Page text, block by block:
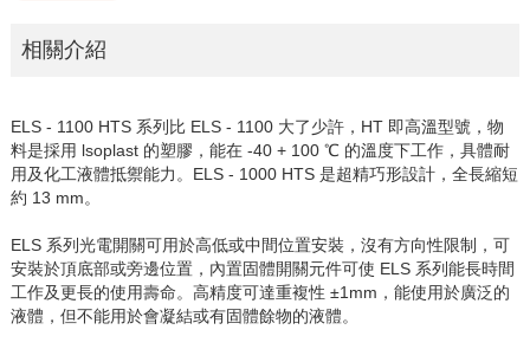
相關介紹
ELS - 1100 HTS 系列比 ELS - 1100 大了少許， HT 即高溫型號，物
料是採用 lsoplast 的塑膠，能在-40 + 100 ℃ 的溫度下工作，具體耐
用及化工液體抵禦能力。 ELS - 1000 HTS 是超精巧形設計，全長縮短
約 13 mm。
ELS 系列光電開關可用於高低或中間位置安裝，沒有方向性限制，可
安裝於頂底部或旁邊位置，內置固體開關元件可使 ELS 系列能長時間
工作及更長的使用壽命。高精度可達重複性 ±1mm ，能使用於廣泛的
液體，但不能用於會凝結或有固體餘物的液體。